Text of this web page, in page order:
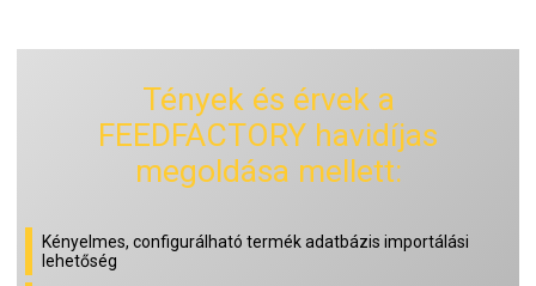
Tények és érvek a
FEEDFACTORY havidíjas
megoldása mellett:
Kényelmes, configurálható termék adatbázis importálási
lehetőség